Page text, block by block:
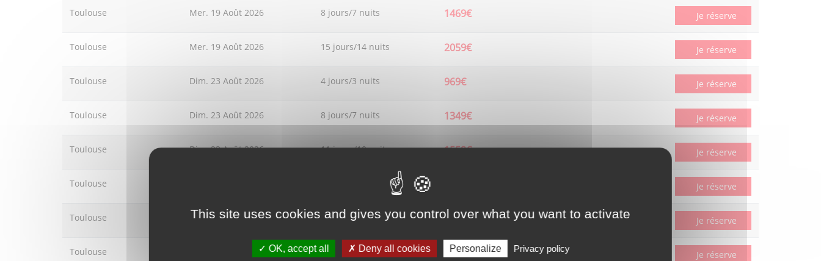
Toulouse Mer. 19 Août 2026 8 jours/7 nuits 1469€ Je réserve
Toulouse Mer. 19 Août 2026 15 jours/14 nuits 2059€ Je réserve
Toulouse Dim. 23 Août 2026 4 jours/3 nuits 969€ Je réserve
Toulouse Dim. 23 Août 2026 8 jours/7 nuits 1349€ Je réserve
Toulouse Dim. 23 Août 2026 11 jours/10 nuits 1559€ Je réserve
Toulouse Je réserve
Toulouse Mer. 26 Août 2026 8 jours/7 nuits 1138€ Je réserve
Toulouse Mer. 26 Août 2026 15 jours/14 nuits 1967€ 2262€ Je réserve
This site uses cookies and gives you control over what you want to activate
OK, accept all Deny all cookies Personalize Privacy policy